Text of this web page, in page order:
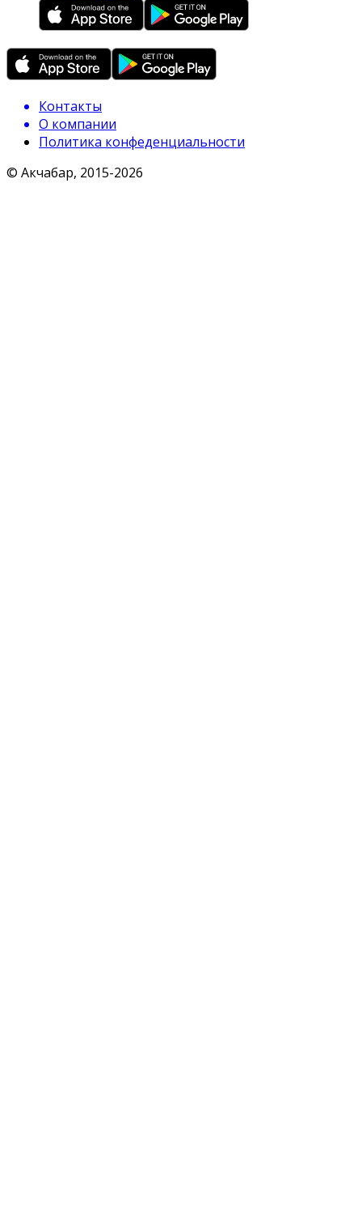
Контакты
О компании
Политика конфеденциальности
© Акчабар, 2015-2026